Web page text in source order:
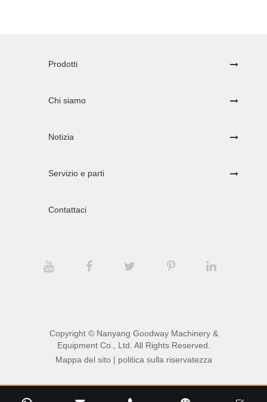
Prodotti
Chi siamo
Notizia
Servizio e parti
Contattaci
Copyright © Nanyang Goodway Machinery &
Equipment Co., Ltd. All Rights Reserved.
Mappa del sito| politica sulla riservatezza